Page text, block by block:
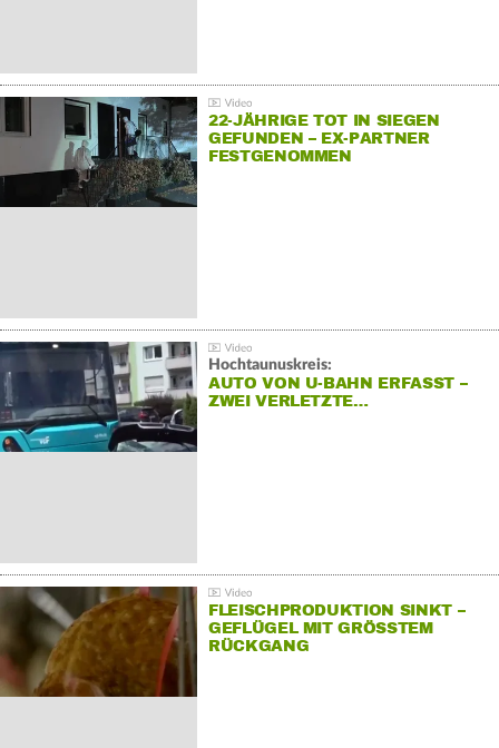
22-JÄHRIGE TOT IN SIEGEN
GEFUNDEN – EX-PARTNER
FESTGENOMMEN
Hochtaunuskreis:
AUTO VON U-BAHN ERFASST –
ZWEI VERLETZTE…
FLEISCHPRODUKTION SINKT –
GEFLÜGEL MIT GRÖSSTEM R
ÜCKGANG